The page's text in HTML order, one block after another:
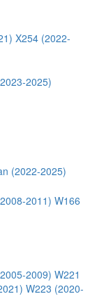
X254 (2022-
2025)
(2022-2025)
2011) W166
2009) W221
W223 (2020-